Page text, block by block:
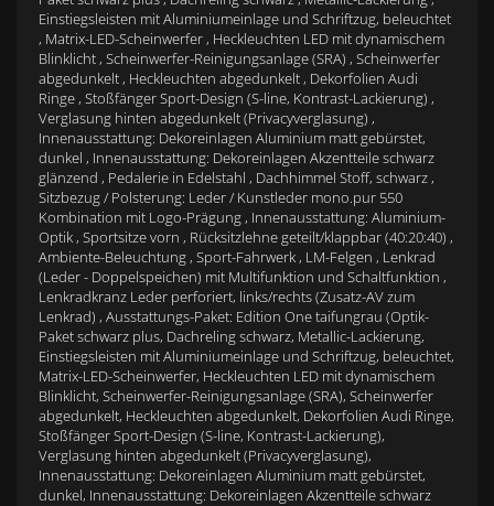
Einstiegsleisten mit Aluminiumeinlage und Schriftzug, beleuchtet
, Matrix-LED-Scheinwerfer , Heckleuchten LED mit dynamischem
Blinklicht , Scheinwerfer-Reinigungsanlage (SRA) , Scheinwerfer
abgedunkelt , Heckleuchten abgedunkelt , Dekorfolien Audi
Ringe , Stoßfänger Sport-Design (S-line, Kontrast-Lackierung) ,
Verglasung hinten abgedunkelt (Privacyverglasung) ,
Innenausstattung: Dekoreinlagen Aluminium matt gebürstet,
dunkel , Innenausstattung: Dekoreinlagen Akzentteile schwarz
glänzend , Pedalerie in Edelstahl , Dachhimmel Stoff, schwarz ,
Sitzbezug / Polsterung: Leder / Kunstleder mono.pur 550
Kombination mit Logo-Prägung , Innenausstattung: Aluminium-
Optik , Sportsitze vorn , Rücksitzlehne geteilt/klappbar (40:20:40) ,
Ambiente-Beleuchtung , Sport-Fahrwerk , LM-Felgen , Lenkrad
(Leder - Doppelspeichen) mit Multifunktion und Schaltfunktion ,
Lenkradkranz Leder perforiert, links/rechts (Zusatz-AV zum
Lenkrad) , Ausstattungs-Paket: Edition One taifungrau (Optik-
Paket schwarz plus, Dachreling schwarz, Metallic-Lackierung,
Einstiegsleisten mit Aluminiumeinlage und Schriftzug, beleuchtet,
Matrix-LED-Scheinwerfer, Heckleuchten LED mit dynamischem
Blinklicht, Scheinwerfer-Reinigungsanlage (SRA), Scheinwerfer
abgedunkelt, Heckleuchten abgedunkelt, Dekorfolien Audi Ringe,
Stoßfänger Sport-Design (S-line, Kontrast-Lackierung),
Verglasung hinten abgedunkelt (Privacyverglasung),
Innenausstattung: Dekoreinlagen Aluminium matt gebürstet,
dunkel, Innenausstattung: Dekoreinlagen Akzentteile schwarz